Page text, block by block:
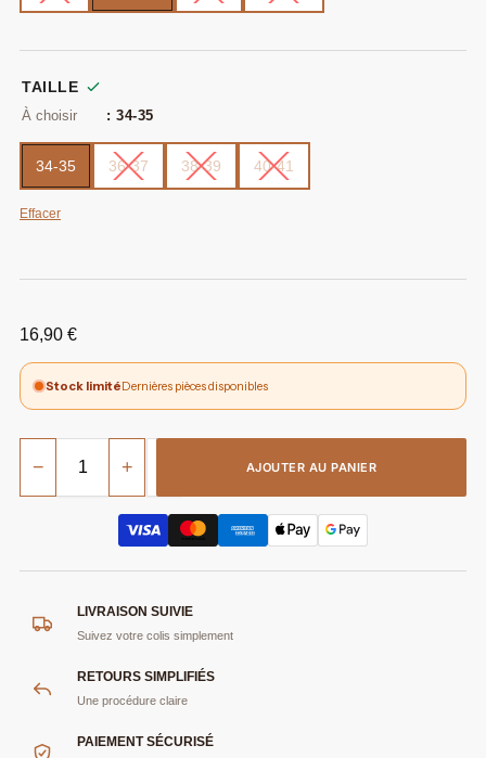
TAILLE
: 34-35
34-35 36-37 38-39 40-41
Effacer
16,90 €
Stock limitéDernières pièces disponibles
− + AJOUTER AU PANIER
LIVRAISON SUIVIE
Suivez votre colis simplement
RETOURS SIMPLIFIÉS
Une procédure claire
PAIEMENT SÉCURISÉ